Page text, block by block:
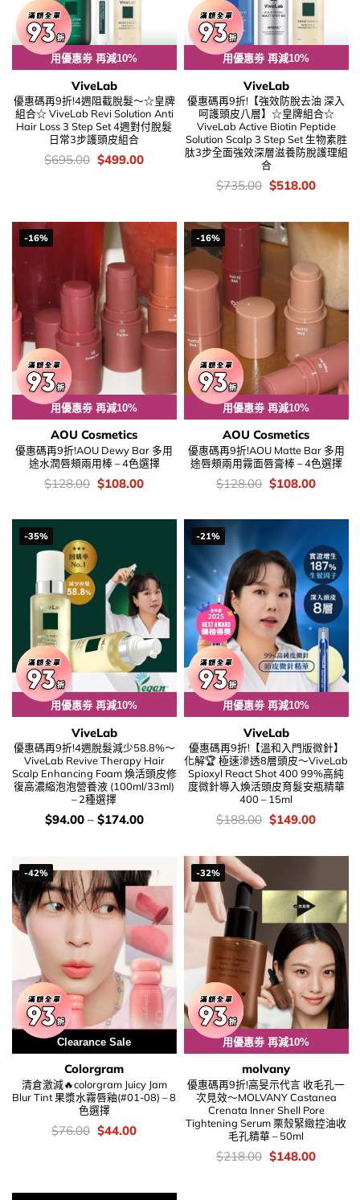
用優惠劵 再減10%
ViveLab
優惠碼再9折!4週阻截脫髮～☆皇牌
組合☆ ViveLab Revi Solution Anti
Hair Loss 3 Step Set 4週對付脫髮
日常3步護頭皮組合
價
$695.00 Original
$499.00Current
用優惠劵 再減10%
ViveLab
優惠碼再9折!【強效防脫去油 深入
呵護頭皮八層】☆皇牌組合☆
ViveLab Active Biotin Peptide
Solution Scalp 3 Step Set 生物素胜
肽3步全面強效深層滋養防脫護理組
合
價
$735.00 Original
$735.00.
$518.00Current
-16%
用優惠劵 再減10%
AOU Cosmetics
優惠碼再9折!AOU Dewy Bar 多用
途水潤唇頰兩用棒 – 4色選擇
價
錢：
$128.00 Original
price
$128.00.
$108.00Current
$108.00.
-16%
用優惠劵 再減10%
AOU Cosmetics
優惠碼再9折!AOU Matte Bar 多用
途唇頰兩用霧面唇膏棒 – 4色選擇
價
錢：
$128.00 Original
price
$128.00.
$108.00Current
-35%
用優惠劵 再減10%
ViveLab
優惠碼再9折!4週脫髮減少58.8%～
ViveLab Revive Therapy Hair
Scalp Enhancing Foam 煥活頭皮修
復高濃縮泡泡營養液 (100ml/33ml)
– 2種選擇
價
$94.00– $174.00
-21%
用優惠劵 再減10%
ViveLab
優惠碼再9折!【溫和入門版微針】
化解🏆 極速滲透8層頭皮～ViveLab
Spioxyl React Shot 400 99%高純
度微針導入煥活頭皮育髮安瓶精華
400 – 15ml
價
$188.00 Original
$188.00.
$149.00Current
-42%
用優惠劵 再減10%
Clearance Sale
Colorgram
清倉激減🔥colorgram Juicy Jam
Blur Tint 果漿水霧唇釉(#01-08) – 8
色選擇
價
錢：
$76.00 Original
price
$44.00Current
-32%
用優惠劵 再減10%
molvany
優惠碼再9折!高旻示代言 收毛孔一
次見效～MOLVANY Castanea
Crenata Inner Shell Pore
Tightening Serum 栗殼緊緻控油收
毛孔精華 – 50ml
價
錢：
$218.00 Original
price
$148.00Current